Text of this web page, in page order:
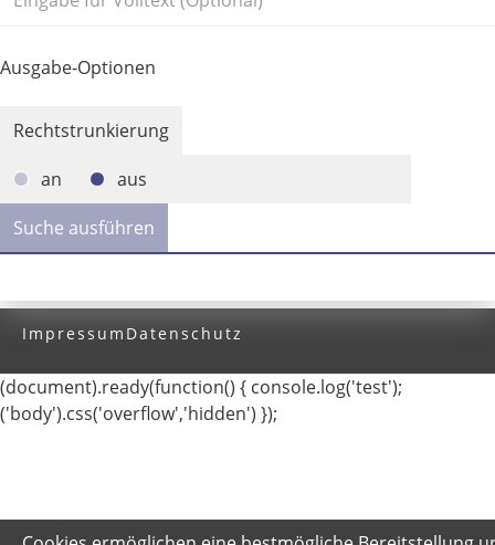
Ausgabe-Optionen
Rechtstrunkierung
an
aus
Impressum Datenschutz
(document).ready(function() { console.log('test');
('body').css('overflow','hidden') });